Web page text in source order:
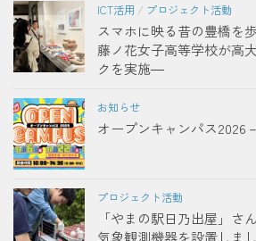
ICT活用 / プロジェクト活動
スマホに映る昔の豊橋を
藤ノ花女子高等学校が高
クを実施―
お知らせ
オープンキャンパス2026
プロジェクト活動
「やまの駅日乃出屋」さ
気象観測機器を設置しま